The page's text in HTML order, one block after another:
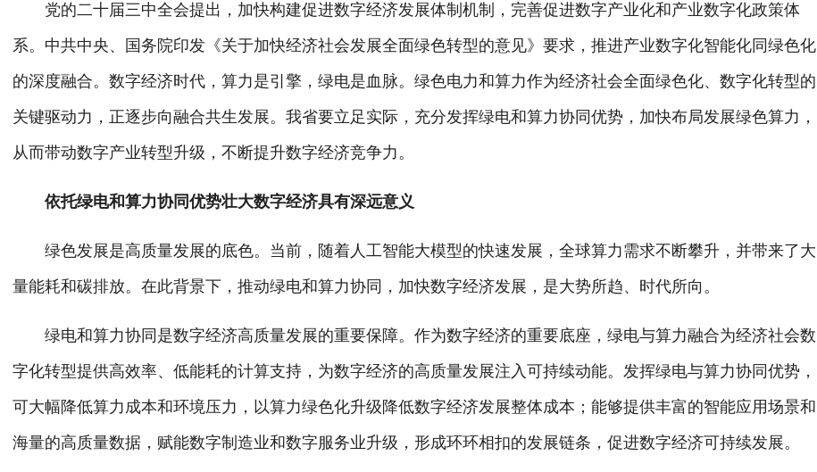
党的二十届三中全会提出，加快构建促进数字经济发展体制机制，完善促进数字产业化和产业数字化政策体
系。中共中央、国务院印发《关于加快经济社会发展全面绿色转型的意见》要求，推进产业数字化智能化同绿色化
的深度融合。数字经济时代，算力是引擎，绿电是血脉。绿色电力和算力作为经济社会全面绿色化、数字化转型的
关键驱动力，正逐步向融合共生发展。我省要立足实际，充分发挥绿电和算力协同优势，加快布局发展绿色算力，
从而带动数字产业转型升级，不断提升数字经济竞争力。
依托绿电和算力协同优势壮大数字经济具有深远意义
绿色发展是高质量发展的底色。当前，随着人工智能大模型的快速发展，全球算力需求不断攀升，并带来了大
量能耗和碳排放。在此背景下，推动绿电和算力协同，加快数字经济发展，是大势所趋、时代所向。
绿电和算力协同是数字经济高质量发展的重要保障。作为数字经济的重要底座，绿电与算力融合为经济社会数
字化转型提供高效率、低能耗的计算支持，为数字经济的高质量发展注入可持续动能。发挥绿电与算力协同优势，
可大幅降低算力成本和环境压力，以算力绿色化升级降低数字经济发展整体成本；能够提供丰富的智能应用场景和
海量的高质量数据，赋能数字制造业和数字服务业升级，形成环环相扣的发展链条，促进数字经济可持续发展。